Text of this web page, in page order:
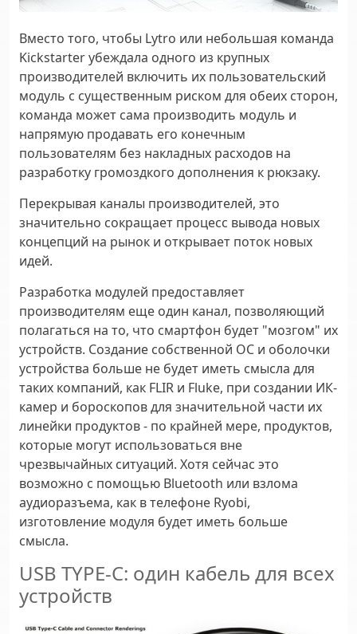
Вместо того, чтобы Lytro или небольшая команда
Kickstarter убеждала одного из крупных
производителей включить их пользовательский
модуль с существенным риском для обеих сторон,
команда может сама производить модуль и
напрямую продавать его конечным
пользователям без накладных расходов на
разработку громоздкого дополнения к рюкзаку.
Перекрывая каналы производителей, это
значительно сокращает процесс вывода новых
концепций на рынок и открывает поток новых
идей.
Разработка модулей предоставляет
производителям еще один канал, позволяющий
полагаться на то, что смартфон будет "мозгом" их
устройств. Создание собственной ОС и оболочки
устройства больше не будет иметь смысла для
таких компаний, как FLIR и Fluke, при создании ИК-
камер и бороскопов для значительной части их
линейки продуктов - по крайней мере, продуктов,
которые могут использоваться вне
чрезвычайных ситуаций. Хотя сейчас это
возможно с помощью Bluetooth или взлома
аудиоразъема, как в телефоне Ryobi,
изготовление модуля будет иметь больше
смысла.
USB TYPE-C: один кабель для всех
устройств